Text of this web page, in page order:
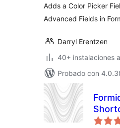
Adds a Color Picker
Advanced Fields in
Darryl Erentzen
40+ instalaciones
Probado con